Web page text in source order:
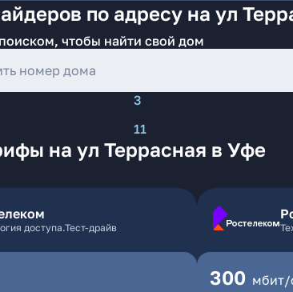
по адресу на ул
чтобы найти свой дом
3
11
на ул Террасная в Уфе
доступа.Тест-драйв
300 мбит/